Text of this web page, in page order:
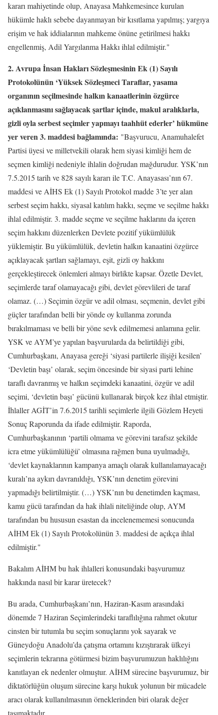
kararı mahiyetinde olup, Anayasa Mahkemesince kurulan
hükümle haklı sebebe dayanmayan bir kısıtlama yapılmış; yargıya
erişim ve hak iddialarının mahkeme önüne getirilmesi hakkı
engellenmiş, Adil Yargılanma Hakkı ihlal edilmiştir."
2. Avrupa İnsan Hakları Sözleşmesinin Ek (1) Sayılı
Protokolünün ‘Yüksek Sözleşmeci Taraflar, yasama
organının seçilmesinde halkın kanaatlerinin özgürce
açıklanmasını sağlayacak şartlar içinde, makul aralıklarla,
gizli oyla serbest seçimler yapmayı taahhüt ederler’ hükmüne
yer veren 3. maddesi bağlamında: "Başvurucu, Anamuhalefet
Partisi üyesi ve milletvekili olarak hem siyasi kimliği hem de
seçmen kimliği nedeniyle ihlalin doğrudan mağdurudur. YSK’nın
7.5.2015 tarih ve 828 sayılı kararı ile T.C. Anayasası’nın 67.
maddesi ve AİHS Ek (1) Sayılı Protokol madde 3’te yer alan
serbest seçim hakkı, siyasal katılım hakkı, seçme ve seçilme hakkı
ihlal edilmiştir. 3. madde seçme ve seçilme haklarını da içeren
seçim hakkını düzenlerken Devlete pozitif yükümlülük
yüklemiştir. Bu yükümlülük, devletin halkın kanaatini özgürce
açıklayacak şartları sağlamayı, eşit, gizli oy hakkını
gerçekleştirecek önlemleri almayı birlikte kapsar. Özetle Devlet,
seçimlerde taraf olamayacağı gibi, devlet görevlileri de taraf
olamaz. (…) Seçimin özgür ve adil olması, seçmenin, devlet gibi
güçler tarafından belli bir yönde oy kullanma zorunda
bırakılmaması ve belli bir yöne sevk edilmemesi anlamına gelir.
YSK ve AYM’ye yapılan başvurularda da belirtildiği gibi,
Cumhurbaşkanı, Anayasa gereği ‘siyasi partilerle ilişiği kesilen’
‘Devletin başı’ olarak, seçim öncesinde bir siyasi parti lehine
taraflı davranmış ve halkın seçimdeki kanaatini, özgür ve adil
seçimi, ‘devletin başı’ gücünü kullanarak birçok kez ihlal etmiştir.
İhlaller AGİT’in 7.6.2015 tarihli seçimlerle ilgili Gözlem Heyeti
Sonuç Raporunda da ifade edilmiştir. Raporda,
Cumhurbaşkanının ‘partili olmama ve görevini tarafsız şekilde
icra etme yükümlülüğü’ olmasına rağmen buna uyulmadığı,
‘devlet kaynaklarının kampanya amaçlı olarak kullanılamayacağı
kuralı’na aykırı davranıldığı, YSK’nın denetim görevini
yapmadığı belirtilmiştir. (…) YSK’nın bu denetimden kaçması,
kamu gücü tarafından da hak ihlali niteliğinde olup, AYM
tarafından bu hususun esastan da incelenememesi sonucunda
AİHM Ek (1) Sayılı Protokolünün 3. maddesi de açıkça ihlal
edilmiştir."
Bakalım AİHM bu hak ihlalleri konusundaki başvurumuz
hakkında nasıl bir karar üretecek?
Bu arada, Cumhurbaşkanı’nın, Haziran-Kasım arasındaki
dönemde 7 Haziran Seçimlerindeki taraflılığına rahmet okutur
cinsten bir tutumla bu seçim sonuçlarını yok sayarak ve
Güneydoğu Anadolu’da çatışma ortamını kızıştırarak ülkeyi
seçimlerin tekrarına götürmesi bizim başvurumuzun haklılığını
kanıtlayan ek nedenler olmuştur. AİHM sürecine başvurumuz, bir
diktatörlüğün oluşum sürecine karşı hukuk yolunun bir mücadele
aracı olarak kullanılmasının örneklerinden biri olarak değer
taşımaktadır.